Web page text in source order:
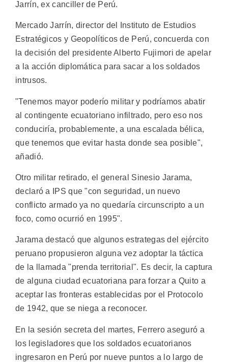
Jarrín, ex canciller de Perú.
Mercado Jarrín, director del Instituto de Estudios
Estratégicos y Geopolíticos de Perú, concuerda con
la decisión del presidente Alberto Fujimori de apelar
a la acción diplomática para sacar a los soldados
intrusos.
"Tenemos mayor poderío militar y podríamos abatir
al contingente ecuatoriano infiltrado, pero eso nos
conduciría, probablemente, a una escalada bélica,
que tenemos que evitar hasta donde sea posible",
añadió.
Otro militar retirado, el general Sinesio Jarama,
declaró a IPS que "con seguridad, un nuevo
conflicto armado ya no quedaría circunscripto a un
foco, como ocurrió en 1995".
Jarama destacó que algunos estrategas del ejército
peruano propusieron alguna vez adoptar la táctica
de la llamada "prenda territorial". Es decir, la captura
de alguna ciudad ecuatoriana para forzar a Quito a
aceptar las fronteras establecidas por el Protocolo
de 1942, que se niega a reconocer.
En la sesión secreta del martes, Ferrero aseguró a
los legisladores que los soldados ecuatorianos
ingresaron en Perú por nueve puntos a lo largo de